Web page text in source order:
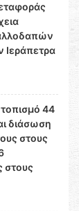
Ιεράπετρα
44
διάσωση
στους
στους